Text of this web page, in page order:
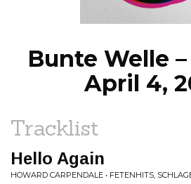
Bunte Welle
April 4,
Tracklist
Hello Again
HOWARD CARPENDALE • FETENHITS,